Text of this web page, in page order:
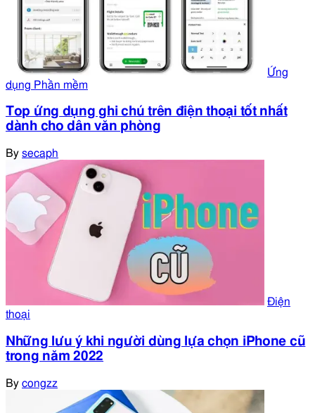
Ứng
dụng Phần mềm
Top ứng dụng ghi chú trên điện thoại tốt nhất
dành cho dân văn phòng
By secaph
Điện
thoại
Những lưu ý khi người dùng lựa chọn iPhone cũ
trong năm 2022
By congzz